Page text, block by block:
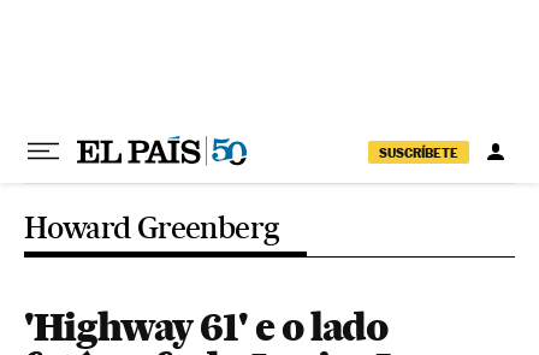
SUSCRÍBETE
Howard Greenberg
'Highway 61' e o lado